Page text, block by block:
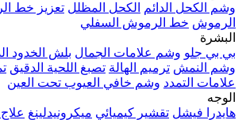
وشم الكحل الدائم
الكحل المظلل تعزيز خط
الرموش خط الرموش السفلي
البشرة
بي بي جلو وشم علامات الجمال بلش الخدود
وشم النمش ترميم الهالة تصبغ اللحية الدقيق
علامات التمدد وشم خافي العيوب تحت العين
الوجه
هايدرا فيشل تقشير كيميائي ميكرونيدلينغ علاج PRP